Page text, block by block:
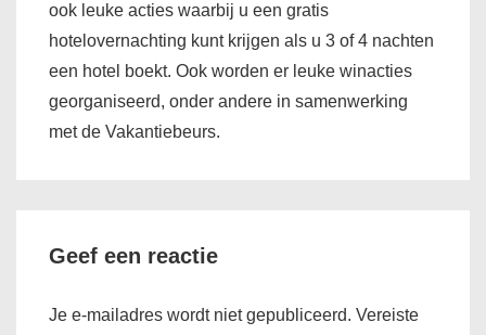
ook leuke acties waarbij u een gratis
hotelovernachting kunt krijgen als u 3 of 4 nachten
een hotel boekt. Ook worden er leuke winacties
georganiseerd, onder andere in samenwerking
met de Vakantiebeurs.
Geef een reactie
Je e-mailadres wordt niet gepubliceerd. Vereiste